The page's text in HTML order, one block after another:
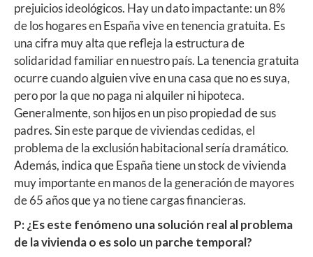
prejuicios ideológicos. Hay un dato impactante: un 8%
de los hogares en España vive en tenencia gratuita. Es
una cifra muy alta que refleja la estructura de
solidaridad familiar en nuestro país. La tenencia gratuita
ocurre cuando alguien vive en una casa que no es suya,
pero por la que no paga ni alquiler ni hipoteca.
Generalmente, son hijos en un piso propiedad de sus
padres. Sin este parque de viviendas cedidas, el
problema de la exclusión habitacional sería dramático.
Además, indica que España tiene un stock de vivienda
muy importante en manos de la generación de mayores
de 65 años que ya no tiene cargas financieras.
P: ¿Es este fenómeno una solución real al problema
de la vivienda o es solo un parche temporal?